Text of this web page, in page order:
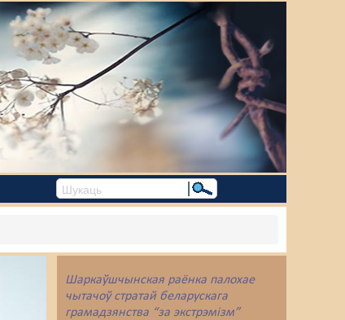
Шаркаўшчынская раёнка палохае
чытачоў стратай беларускага
грамадзянства “за экстрэмізм”